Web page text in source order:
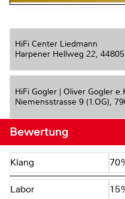
HiFi Center Liedmann
Harpener Hellweg 22,
HiFi Gogler | Oliver Gogler
Niemensstrasse 9 (1.OG),
Bewertung
Klang
Labor